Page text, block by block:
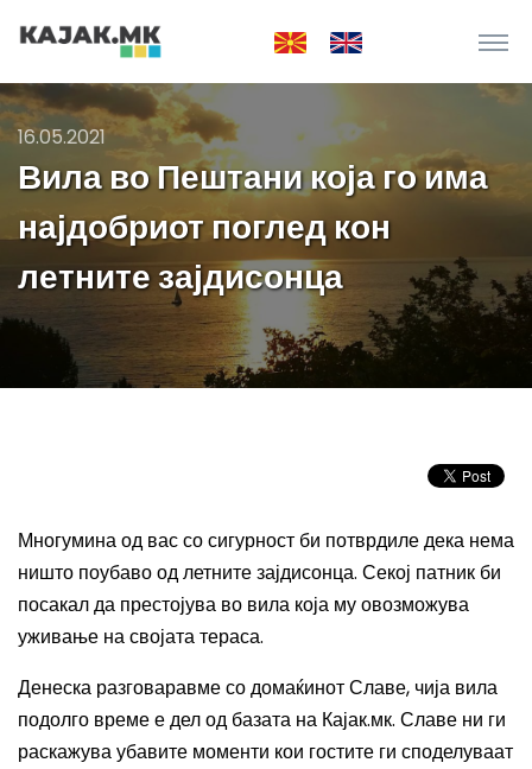
16.05.2021
Вила во Пештани која го има
најдобриот поглед кон
летните зајдисонца
Многумина од вас со сигурност би потврдиле дека нема
ништо поубаво од летните зајдисонца. Секој патник би
посакал да престојува во вила која му овозможува
уживање на својата тераса.
Денеска разговаравме со домаќинот Славе, чија вила
подолго време е дел од базата на Кајак.мк. Славе ни ги
раскажува убавите моменти кои гостите ги споделуваат